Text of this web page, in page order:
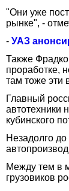
"Они уже
рынке", -
- УАЗ
Также
проработке,
там тоже эти
Главный
автотехники
кубинского
Незадолго до
Между тем в
грузовиков